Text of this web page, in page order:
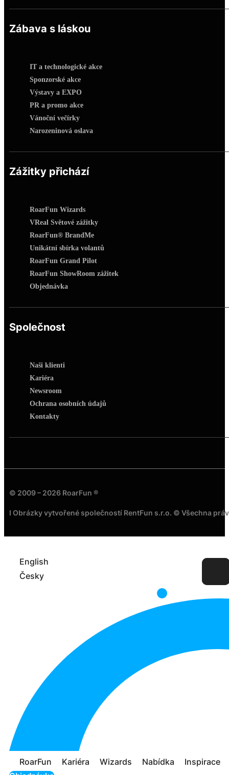
Zábava s láskou
IT a technologické akce
Sponzorské akce
Výstavy a EXPO
PR a promo akce
Vánoční večírky
Narozeninová oslava
Zážitky přichází
RoarFun Wizards
VReal Světové zážitky
RoarFun® BrandMe
Unikátní sbírka volantů
RoarFun Grand Pilot
RoarFun ShowRoom zážitek
Objednávka
Společnost
Naši klienti
Kariéra
Newsroom
Ochrana osobních údajů
Kontakty
© 2009 – 2026 RoarFun ®
I Obrázky vytvořené společností RentFun s.r.o. © Všechna
English
Česky
RoarFun Kariéra Wizards Nabídka Inspirace